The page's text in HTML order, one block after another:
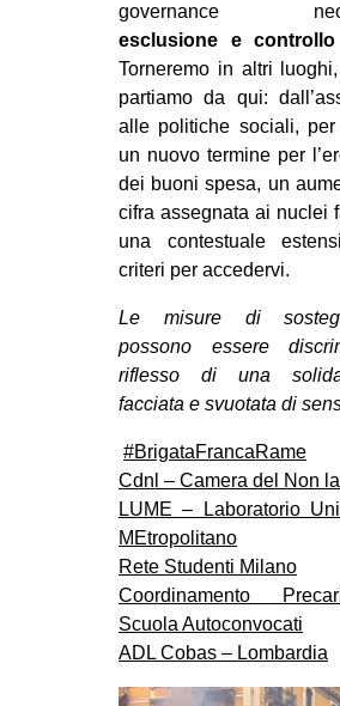
governance
esclusione e
Torneremo in altri
partiamo da qui:
alle politiche sociali, per
un nuovo termine per
dei buoni spesa, un
cifra assegnata ai nuclei
una contestuale
criteri per accedervi.
Le misure di
possono essere
riflesso di una
facciata e svuotata di
#BrigataFrancaRame
Cdnl – Camera del Non
LUME – Laboratorio
MEtropolitano
Rete Studenti Milano
Coordinamento
Scuola Autoconvocati
ADL Cobas – Lombardia